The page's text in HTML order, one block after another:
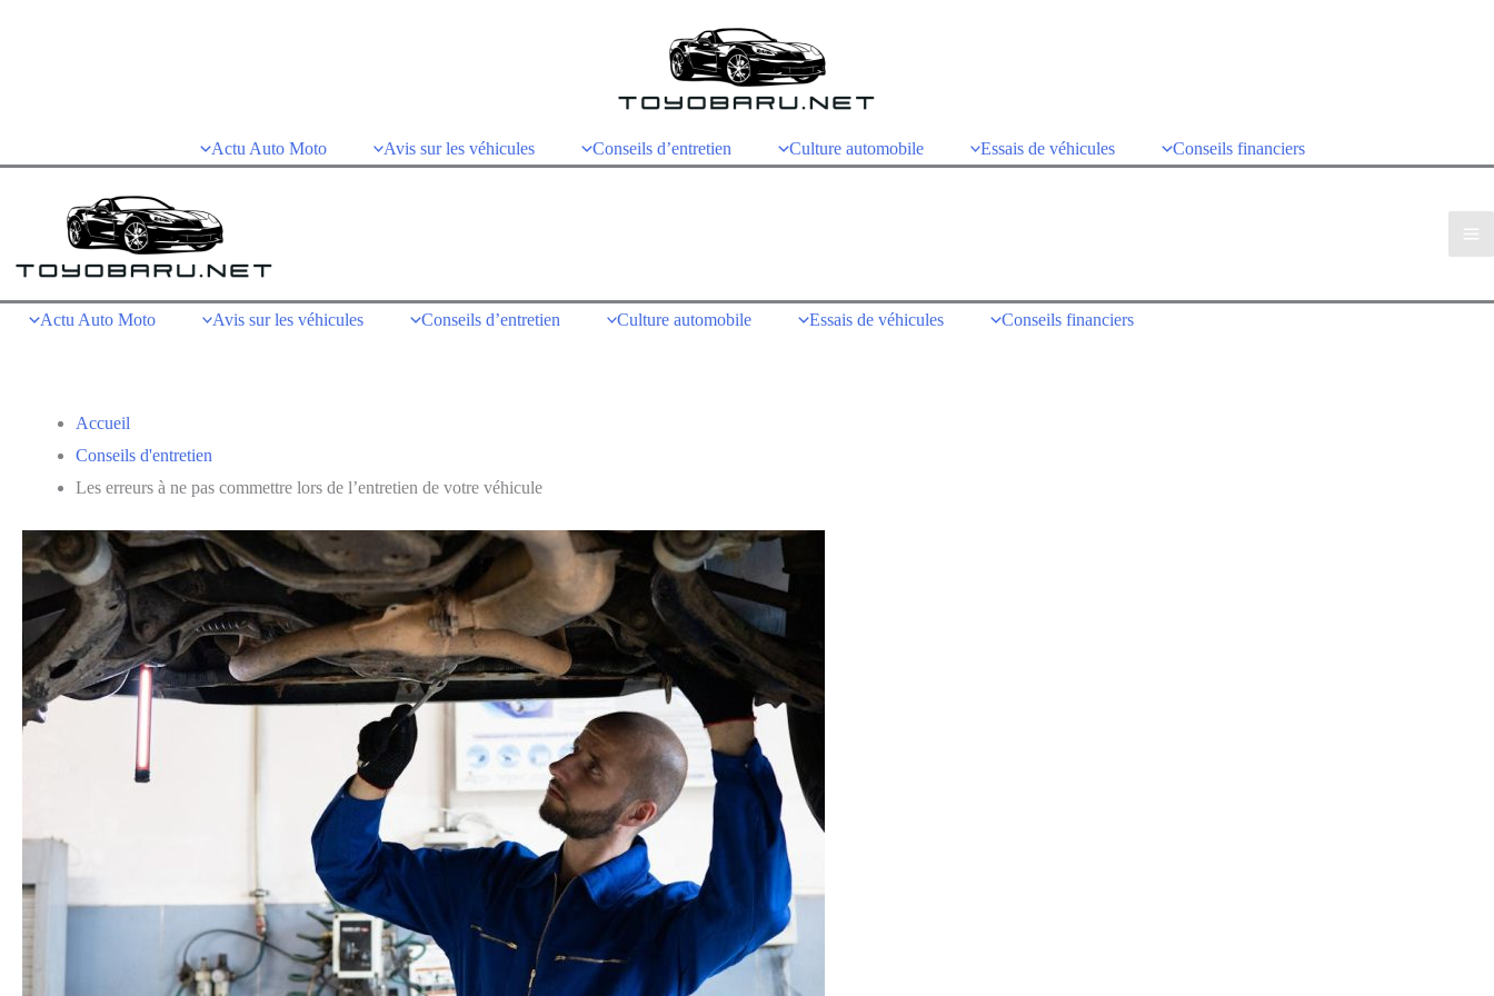
Actu Auto Moto Avis sur les véhicules Conseils d’entretien Culture automobile Essais de véhicules Conseils financiers
Actu Auto Moto Avis sur les véhicules Conseils d’entretien Culture automobile Essais de véhicules Conseils financiers
Accueil
Conseils d'entretien
Les erreurs à ne pas commettre lors de l’entretien de votre véhicule